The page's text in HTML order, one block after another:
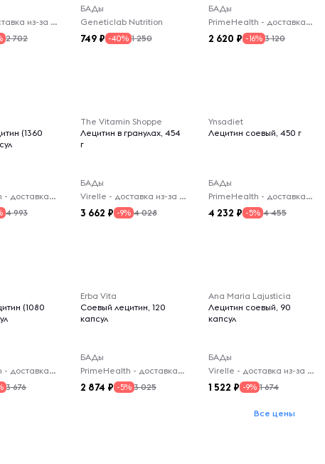
Virelle - доставка из-за рубежа
2 702
БАДы
Geneticlab Nutrition
749 -40% 1 250
БАДы
PrimeHealth - доставка из-за рубежа
2 620 -16% 3 120
(1360
PrimeHealth - доставка из-за рубежа
4 993
The Vitamin Shoppe
Лецитин в гранулах, 454
г
БАДы
Virelle - доставка из-за рубежа
3 662 -9% 4 028
Ynsadiet
Лецитин соевый, 450 г
БАДы
PrimeHealth - доставка из-за рубежа
4 232 -5% 4 455
(1080
PrimeHealth - доставка из-за рубежа
3 676
Erba Vita
Соевый лецитин, 120
капсул
БАДы
PrimeHealth - доставка из-за рубежа
2 874 -5% 3 025
Ana Maria Lajusticia
Лецитин соевый, 90
капсул
БАДы
Virelle - доставка из-за рубежа
1 522 -9% 1 674
Все цены